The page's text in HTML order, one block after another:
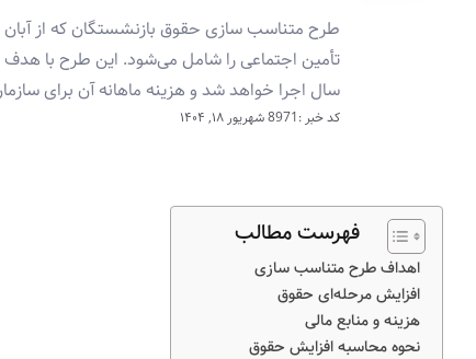
تأمین اجتماعی را شامل می‌شود. این طرح با
سال اجرا خواهد شد و هزینه ماهانه آن برای سازمان تأمین
کد خبر :8971 شهریور ۱۸, ۱۴۰۴
فهرست مطالب
اهداف طرح متناسب سازی
افزایش مرحله‌ای حقوق
هزینه و منابع مالی
نحوه محاسبه افزایش حقوق